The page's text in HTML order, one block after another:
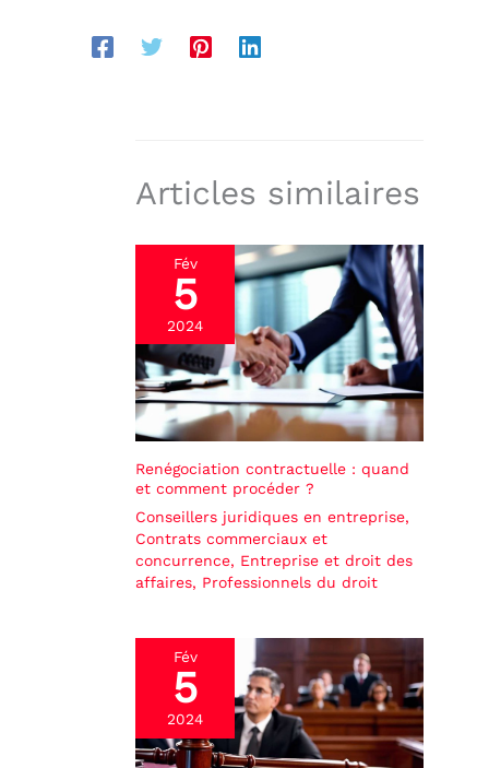
Articles similaires
Fév
5
2024
Renégociation contractuelle : quand
et comment procéder ?
Conseillers juridiques en entreprise,
Contrats commerciaux et
concurrence, Entreprise et droit des
affaires, Professionnels du droit
Fév
5
2024